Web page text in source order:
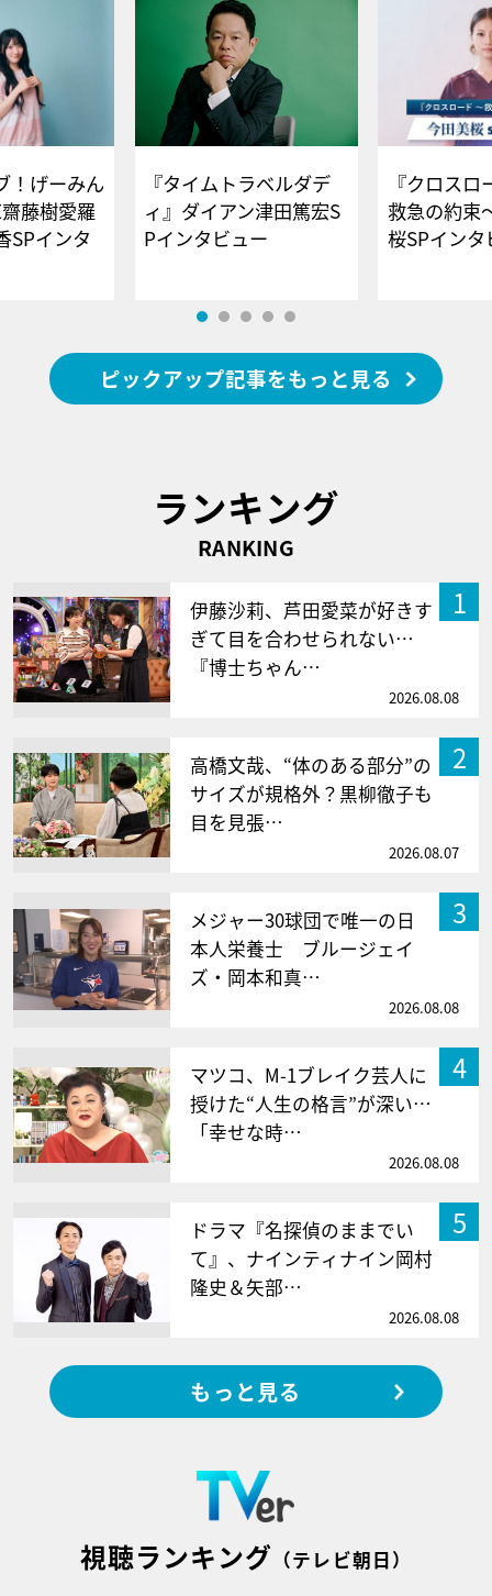
！げーみん
藤樹愛羅
SPインタ
『タイムトラベルダデ
ィ』ダイアン津田篤宏S
Pインタビュー
『クロス
救急の約束
桜SPイ
ピックアップ記事をもっと見る
ランキング
RANKING
1
伊藤沙莉、芦田愛菜が好きす
ぎて目を合わせられない…
『博士ちゃん…
2026.08.08
2
高橋文哉、“体のある部分”の
サイズが規格外？黒柳徹子も
目を見張…
2026.08.07
3
メジャー30球団で唯一の日
本人栄養士 ブルージェイ
ズ・岡本和真…
2026.08.08
4
マツコ、M-1ブレイク芸人に
授けた“人生の格言”が深い…
「幸せな時…
2026.08.08
5
ドラマ『名探偵のままでい
て』、ナインティナイン岡村
隆史＆矢部…
2026.08.08
もっと見る
視聴ランキング （テレビ朝日）